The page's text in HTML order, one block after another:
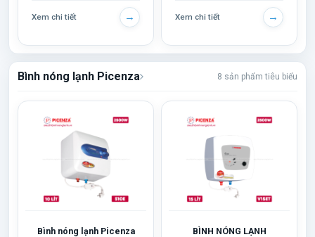
Xem chi tiết → Xem chi tiết →
Bình nóng lạnh Picenza 8 sản phẩm tiêu biểu
Bình nóng lạnh Picenza
BÌNH NÓNG LẠNH